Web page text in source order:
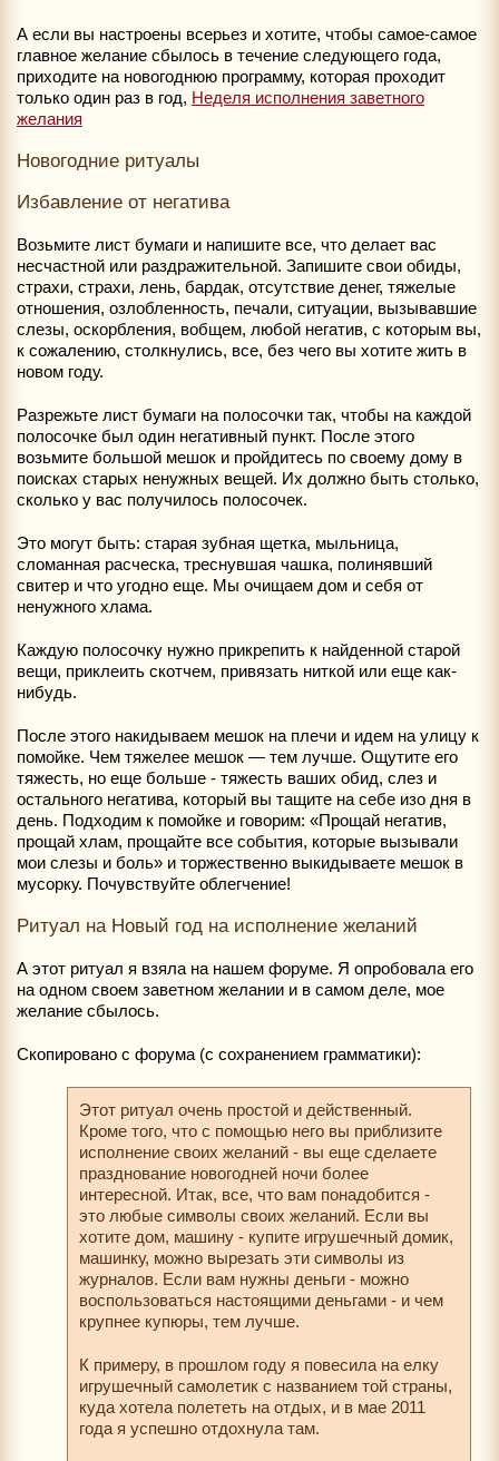
А если вы настроены всерьез и хотите, чтобы самое-самое
главное желание сбылось в течение следующего года,
приходите на новогоднюю программу, которая проходит
только один раз в год, Неделя исполнения заветного
желания
Новогодние ритуалы
Избавление от негатива
Возьмите лист бумаги и напишите все, что делает вас
несчастной или раздражительной. Запишите свои обиды,
страхи, страхи, лень, бардак, отсутствие денег, тяжелые
отношения, озлобленность, печали, ситуации, вызывавшие
слезы, оскорбления, вобщем, любой негатив, с которым вы,
к сожалению, столкнулись, все, без чего вы хотите жить в
новом году.
Разрежьте лист бумаги на полосочки так, чтобы на каждой
полосочке был один негативный пункт. После этого
возьмите большой мешок и пройдитесь по своему дому в
поисках старых ненужных вещей. Их должно быть столько,
сколько у вас получилось полосочек.
Это могут быть: старая зубная щетка, мыльница,
сломанная расческа, треснувшая чашка, полинявший
свитер и что угодно еще. Мы очищаем дом и себя от
ненужного хлама.
Каждую полосочку нужно прикрепить к найденной старой
вещи, приклеить скотчем, привязать ниткой или еще как-
нибудь.
После этого накидываем мешок на плечи и идем на улицу к
помойке. Чем тяжелее мешок — тем лучше. Ощутите его
тяжесть, но еще больше - тяжесть ваших обид, слез и
остального негатива, который вы тащите на себе изо дня в
день. Подходим к помойке и говорим: «Прощай негатив,
прощай хлам, прощайте все события, которые вызывали
мои слезы и боль» и торжественно выкидываете мешок в
мусорку. Почувствуйте облегчение!
Ритуал на Новый год на исполнение желаний
А этот ритуал я взяла на нашем форуме. Я опробовала его
на одном своем заветном желании и в самом деле, мое
желание сбылось.
Скопировано с форума (с сохранением грамматики):
Этот ритуал очень простой и действенный.
Кроме того, что с помощью него вы приблизите
исполнение своих желаний - вы еще сделаете
празднование новогодней ночи более
интересной. Итак, все, что вам понадобится -
это любые символы своих желаний. Если вы
хотите дом, машину - купите игрушечный домик,
машинку, можно вырезать эти символы из
журналов. Если вам нужны деньги - можно
воспользоваться настоящими деньгами - и чем
крупнее купюры, тем лучше.
К примеру, в прошлом году я повесила на елку
игрушечный самолетик с названием той страны,
куда хотела полететь на отдых, и в мае 2011
года я успешно отдохнула там.